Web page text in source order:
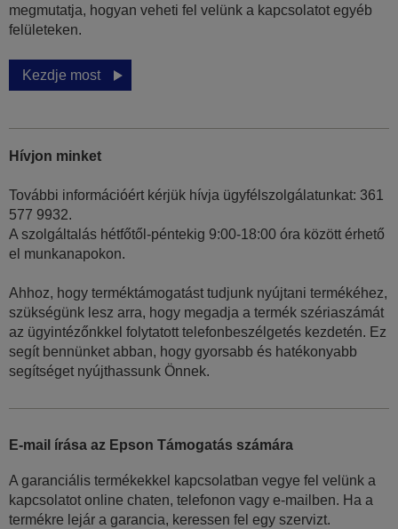
megmutatja, hogyan veheti fel velünk a kapcsolatot egyéb
felületeken.
Kezdje most
Hívjon minket
További információért kérjük hívja ügyfélszolgálatunkat: 361
577 9932.
A szolgáltalás hétfőtől-péntekig 9:00-18:00 óra között érhető
el munkanapokon.
Ahhoz, hogy terméktámogatást tudjunk nyújtani termékéhez,
szükségünk lesz arra, hogy megadja a termék szériaszámát
az ügyintézőnkkel folytatott telefonbeszélgetés kezdetén. Ez
segít bennünket abban, hogy gyorsabb és hatékonyabb
segítséget nyújthassunk Önnek.
E-mail írása az Epson Támogatás számára
A garanciális termékekkel kapcsolatban vegye fel velünk a
kapcsolatot online chaten, telefonon vagy e-mailben. Ha a
termékre lejár a garancia, keressen fel egy szervizt.